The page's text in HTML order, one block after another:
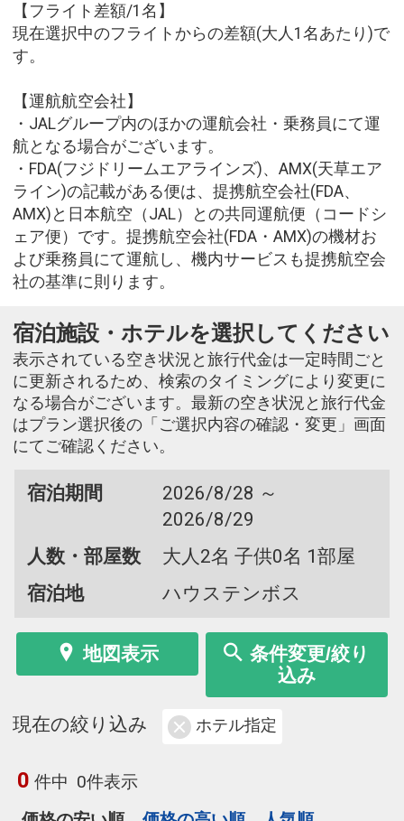
【フライト差額/1名】
現在選択中のフライトからの差額(大人1名あたり)で
す。
【運航航空会社】
・JALグループ内のほかの運航会社・乗務員にて運
航となる場合がございます。
・FDA(フジドリームエアラインズ)、AMX(天草エア
ライン)の記載がある便は、提携航空会社(FDA、
AMX)と日本航空（JAL）との共同運航便（コードシ
ェア便）です。提携航空会社(FDA・AMX)の機材お
よび乗務員にて運航し、機内サービスも提携航空会
社の基準に則ります。
宿泊施設・ホテルを選択してください
表示されている空き状況と旅行代金は一定時間ごと
に更新されるため、検索のタイミングにより変更に
なる場合がございます。最新の空き状況と旅行代金
はプラン選択後の「ご選択内容の確認・変更」画面
にてご確認ください。
宿泊期間
2026/8/28 ～
2026/8/29
人数・部屋数
大人2名 子供0名 1部屋
宿泊地
ハウステンボス
地図表示
条件変更/絞り
込み
現在の絞り込み ホテル指定
0 件中 0件表示